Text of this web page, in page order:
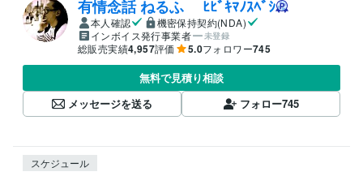
有情念話 ねるふ ﾋﾋﾞｷﾏﾉｽﾍﾞｼ
本人確認
機密保持契約(NDA)
インボイス発行事業者
未登録
総販売実績4,957評価 5.0フォロワー745
無料で見積り相談
メッセージを送る
フォロー745
スケジュール